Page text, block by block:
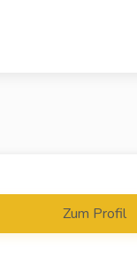
Zum Profil